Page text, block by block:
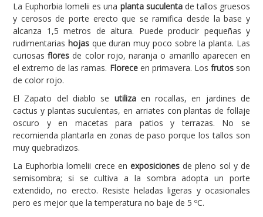
La Euphorbia lomelii es una planta suculentade tallos gruesos
y cerosos de porte erecto que se ramifica desde la base y
alcanza 1,5 metros de altura. Puede producir pequeñas y
rudimentarias hojasque duran muy poco sobre la planta. Las
curiosasflores de color rojo, naranja o amarillo aparecen en
el extremo de las ramas. Floreceen primavera. Los frutosson
de color rojo.
El Zapato del diablo se utilizaen rocallas, en jardines de
cactus y plantas suculentas, en arriates con plantas de follaje
oscuro y en macetas para patios y terrazas. No se
recomienda plantarla en zonas de paso porque los tallos son
muy quebradizos.
La Euphorbia lomelii crece en exposiciones de pleno sol y de
semisombra; si se cultiva a la sombra adopta un porte
extendido, no erecto. Resiste heladas ligeras y ocasionales
pero es mejor que la temperatura no baje de 5 ºC.